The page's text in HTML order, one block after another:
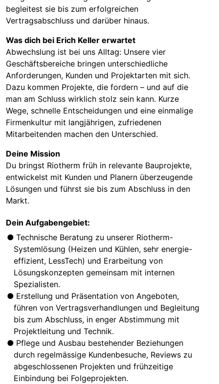
begleitest sie bis zum erfolgreichen
Vertragsabschluss und darüber hinaus.
Was dich bei Erich Keller erwartet
Abwechslung ist bei uns Alltag: Unsere vier
Geschäftsbereiche bringen unterschiedliche
Anforderungen, Kunden und Projektarten mit sich.
Dazu kommen Projekte, die fordern – und auf die
man am Schluss wirklich stolz sein kann. Kurze
Wege, schnelle Entscheidungen und eine einmalige
Firmenkultur mit langjährigen, zufriedenen
Mitarbeitenden machen den Unterschied.
Deine Mission
Du bringst Riotherm früh in relevante Bauprojekte,
entwickelst mit Kunden und Planern überzeugende
Lösungen und führst sie bis zum Abschluss in den
Markt.
Dein Aufgabengebiet:
Technische Beratung zu unserer Riotherm-
Systemlösung (Heizen und Kühlen, sehr energie-
effizient, LessTech) und Erarbeitung von
Lösungskonzepten gemeinsam mit internen
Spezialisten.
Erstellung und Präsentation von Angeboten,
führen von Vertragsverhandlungen und Begleitung
bis zum Abschluss, in enger Abstimmung mit
Projektleitung und Technik.
Pflege und Ausbau bestehender Beziehungen
durch regelmässige Kundenbesuche, Reviews zu
abgeschlossenen Projekten und frühzeitige
Einbindung bei Folgeprojekten.